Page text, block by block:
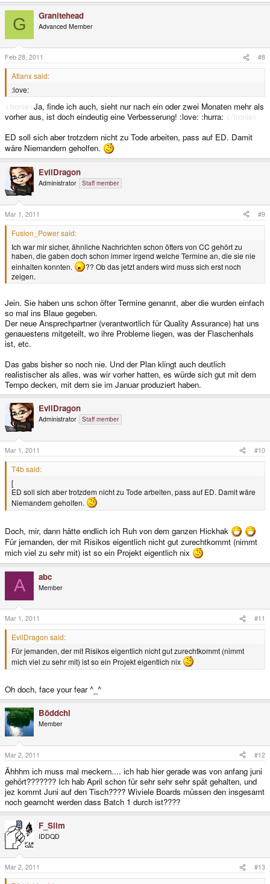
G Granitehead
Advanced Member
Feb 28, 2011 #8
Atlanx said:
:love:
<Ironie>Ja, finde ich auch, sieht nur nach ein oder zwei Monaten mehr als
vorher aus, ist doch eindeutig eine Verbesserung! :love: :hurra: </Ironie>
ED soll sich aber trotzdem nicht zu Tode arbeiten, pass auf ED. Damit
wäre Niemandem geholfen.
EvilDragon
Administrator Staff member
Mar 1, 2011 #9
Fusion_Power said:
Ich war mir sicher, ähnliche Nachrichten schon öfters von CC gehört zu
haben, die gaben doch schon immer irgend welche Termine an, die sie nie
einhalten konnten.
?? Ob das jetzt anders wird muss sich erst noch
zeigen.
Jein. Sie haben uns schon öfter Termine genannt, aber die wurden einfach
so mal ins Blaue gegeben.
Der neue Ansprechpartner (verantwortlich für Quality Assurance) hat uns
genauestens mitgeteilt, wo ihre Probleme liegen, was der Flaschenhals
ist, etc.
Das gabs bisher so noch nie. Und der Plan klingt auch deutlich
realistischer als alles, was wir vorher hatten, es würde sich gut mit dem
Tempo decken, mit dem sie im Januar produziert haben.
EvilDragon
Administrator Staff member
Mar 1, 2011 #10
T4b said:
[
ED soll sich aber trotzdem nicht zu Tode arbeiten, pass auf ED. Damit wäre
Niemandem geholfen.
Doch, mir, dann hätte endlich ich Ruh von dem ganzen Hickhak
Für jemanden, der mit Risikos eigentlich nicht gut zurechtkommt (nimmt
mich viel zu sehr mit) ist so ein Projekt eigentlich nix
A abc
Member
Mar 1, 2011 #11
EvilDragon said:
Für jemanden, der mit Risikos eigentlich nicht gut zurechtkommt (nimmt
mich viel zu sehr mit) ist so ein Projekt eigentlich nix
Oh doch, face your fear ^_^
Böddchi
Member
Mar 2, 2011 #12
Ähhhm ich muss mal meckern.... ich hab hier gerade was von anfang juni
gehört??????? Ich hab April schon für sehr sehr sehr spät gehalten, und
jez kommt Juni auf den Tisch???? Wiviele Boards müssen den insgesamt
noch geamcht werden dass Batch 1 durch ist????
F_Slim
IDDQD
Mar 2, 2011 #13